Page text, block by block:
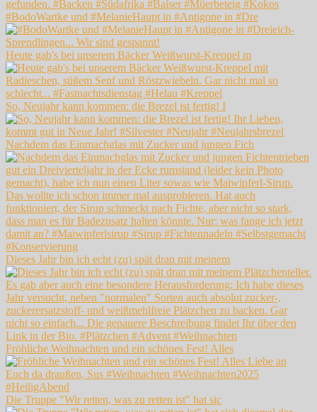
#BodoWartke und #MelanieHaupt in #Antigone in #Dre
Heute gab's bei unserem Bäcker Weißwurst-Kreppel m
So, Neujahr kann kommen: die Brezel ist fertig! I
Nachdem das Einmachglas mit Zucker und jungen Fich
Dieses Jahr bin ich echt (zu) spät dran mit meinem
Fröhliche Weihnachten und ein schönes Fest! Alles
Die Truppe "Wir retten, was zu retten ist" hat sic